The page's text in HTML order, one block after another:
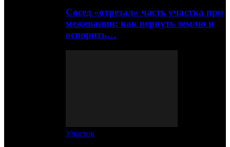
Сосед «отрезал» часть участка при
межевании: как вернуть землю и
оспорить…
Участок